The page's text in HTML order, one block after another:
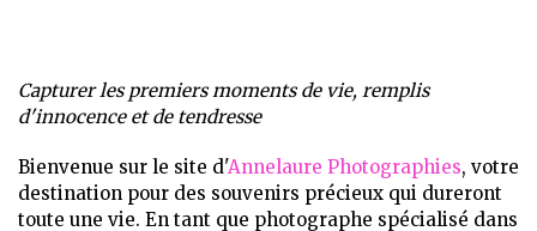
Capturer les premiers moments de vie, remplis
d'innocence et de tendresse
Bienvenue sur le site d'Annelaure Photographies, votre
destination pour des souvenirs précieux qui dureront
toute une vie. En tant que photographe spécialisé dans